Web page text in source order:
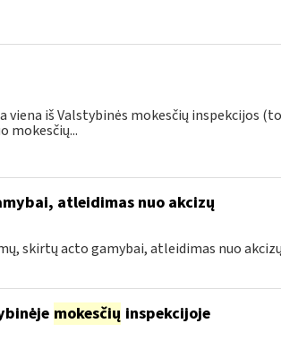
iš Valstybinės mokesčių inspekcijos
mokesčių...
atleidimas nuo akcizų
skirtų acto gamybai, atleidimas nuo
mokesčių inspekcijoje